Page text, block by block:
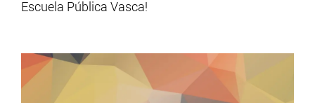
Escuela Pública Vasca!